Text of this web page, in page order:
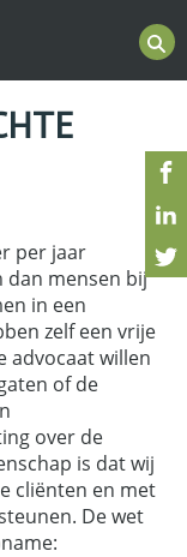
per jaar
dan mensen bij
in een
zelf een vrije
advocaat willen
of de
over de
is dat wij
cliënten en met
De wet